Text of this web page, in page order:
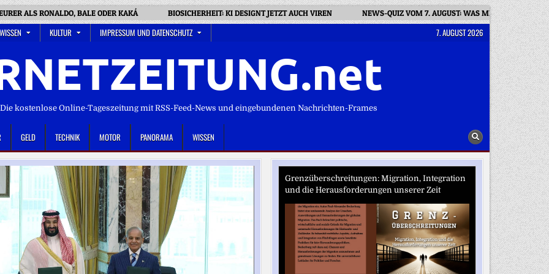
ALS RONALDO, BALE ODER KAKÁ BIOSICHERHEIT: KI DESIGNT JETZT AUCH VIREN NEWS-QUIZ VOM 7. AUGUST: WAS MEINT „DELAY
KULTUR IMPRESSUM UND DATENSCHUTZ 7. AUGUST 2026
kostenlose Online-Tageszeitung mit RSS-Feed-News und eingebundenen Nachrichten-Frames
GELD TECHNIK MOTOR PANORAMA WISSEN
Grenzüberschreitungen: Migration, Integration
und die Herausforderungen unserer Zeit